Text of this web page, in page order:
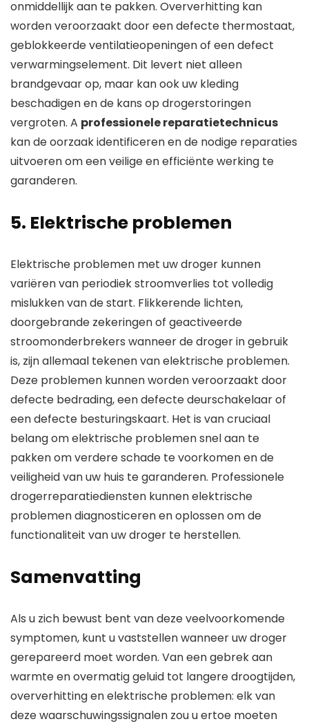
onmiddellijk aan te pakken. Oververhitting kan
worden veroorzaakt door een defecte thermostaat,
geblokkeerde ventilatieopeningen of een defect
verwarmingselement. Dit levert niet alleen
brandgevaar op, maar kan ook uw kleding
beschadigen en de kans op drogerstoringen
vergroten. A professionele reparatietechnicus
kan de oorzaak identificeren en de nodige reparaties
uitvoeren om een ​​veilige en efficiënte werking te
garanderen.
5. Elektrische problemen
Elektrische problemen met uw droger kunnen
variëren van periodiek stroomverlies tot volledig
mislukken van de start. Flikkerende lichten,
doorgebrande zekeringen of geactiveerde
stroomonderbrekers wanneer de droger in gebruik
is, zijn allemaal tekenen van elektrische problemen.
Deze problemen kunnen worden veroorzaakt door
defecte bedrading, een defecte deurschakelaar of
een defecte besturingskaart. Het is van cruciaal
belang om elektrische problemen snel aan te
pakken om verdere schade te voorkomen en de
veiligheid van uw huis te garanderen. Professionele
drogerreparatiediensten kunnen elektrische
problemen diagnosticeren en oplossen om de
functionaliteit van uw droger te herstellen.
Samenvatting
Als u zich bewust bent van deze veelvoorkomende
symptomen, kunt u vaststellen wanneer uw droger
gerepareerd moet worden. Van een gebrek aan
warmte en overmatig geluid tot langere droogtijden,
oververhitting en elektrische problemen: elk van
deze waarschuwingssignalen zou u ertoe moeten